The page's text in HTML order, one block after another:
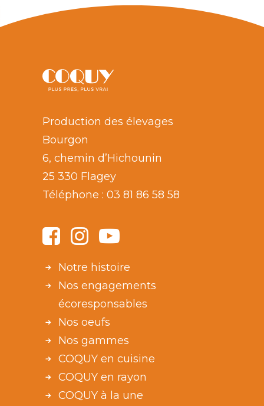
Production des élevages
Bourgon
6, chemin d’Hichounin
25 330 Flagey
Téléphone : 03 81 86 58 58
Notre histoire
Nos engagements
écoresponsables
Nos oeufs
Nos gammes
COQUY en cuisine
COQUY en rayon
COQUY à la une